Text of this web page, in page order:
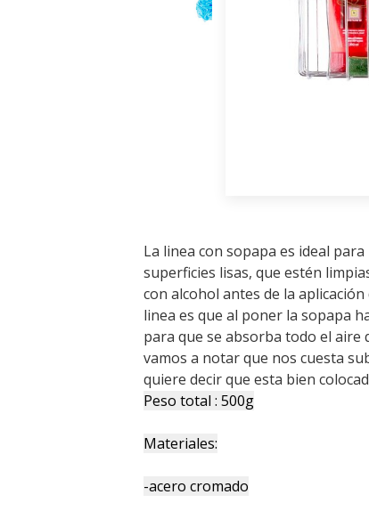
La linea con sopapa es ideal
superficies lisas, que estén
con alcohol antes de la
linea es que al poner la sopapa
para que se absorba todo el aire
vamos a notar que nos cuesta
quiere decir que esta bien
Peso total : 500g
Materiales:
-acero cromado